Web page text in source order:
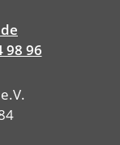
98 96